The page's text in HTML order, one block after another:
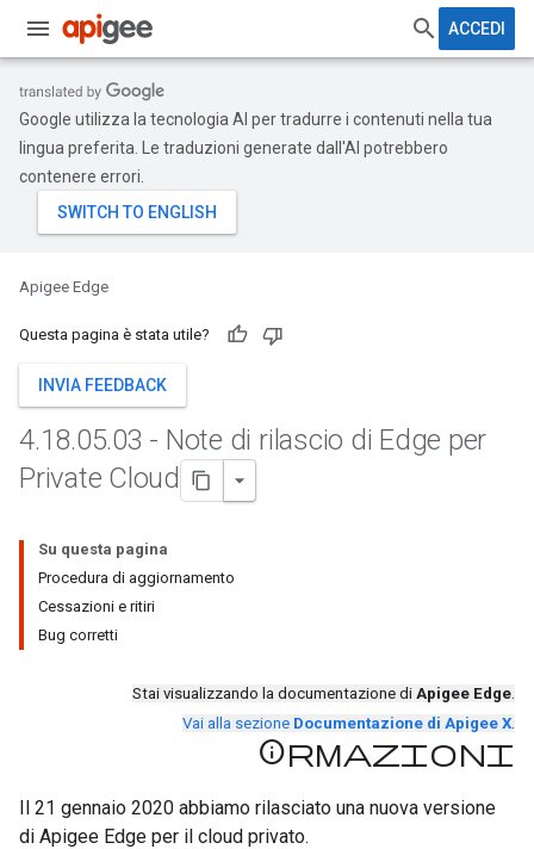
ACCEDI
Google utilizza la tecnologia AI per tradurre i contenuti nella tua
lingua preferita. Le traduzioni generate dall'AI potrebbero
contenere errori.
Apigee Edge
Questa pagina è stata utile?
INVIA FEEDBACK
4.18.05.03 - Note di rilascio di Edge per
Private Cloud
Su questa pagina
Procedura di aggiornamento
Cessazioni e ritiri
Bug corretti
Stai visualizzando la documentazione di Apigee Edge.
Vai alla sezione Documentazione di Apigee X.
Informazioni
Il 21 gennaio 2020 abbiamo rilasciato una nuova versione
di Apigee Edge per il cloud privato.